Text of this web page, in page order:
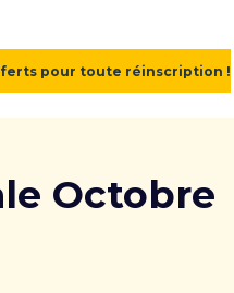
pour toute réinscription !
Octobre